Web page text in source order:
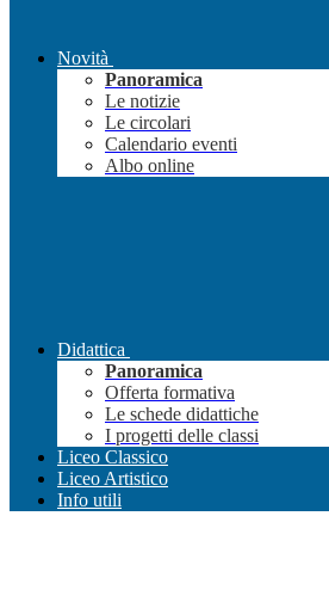
Novità
Panoramica
Le notizie
Le circolari
Calendario eventi
Albo online
Didattica
Panoramica
Offerta formativa
Le schede didattiche
I progetti delle classi
Liceo Classico
Liceo Artistico
Info utili